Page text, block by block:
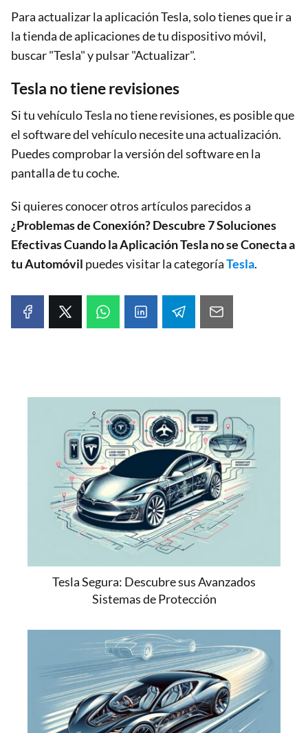
Para actualizar la aplicación Tesla, solo tienes que ir a
la tienda de aplicaciones de tu dispositivo móvil,
buscar "Tesla" y pulsar "Actualizar".
Tesla no tiene revisiones
Si tu vehículo Tesla no tiene revisiones, es posible que
el software del vehículo necesite una actualización.
Puedes comprobar la versión del software en la
pantalla de tu coche.
Si quieres conocer otros artículos parecidos a
¿Problemas de Conexión? Descubre 7 Soluciones
Efectivas Cuando la Aplicación Tesla no se Conecta a
tu Automóvil puedes visitar la categoríaTesla.
Tesla Segura: Descubre sus Avanzados
Sistemas de Protección